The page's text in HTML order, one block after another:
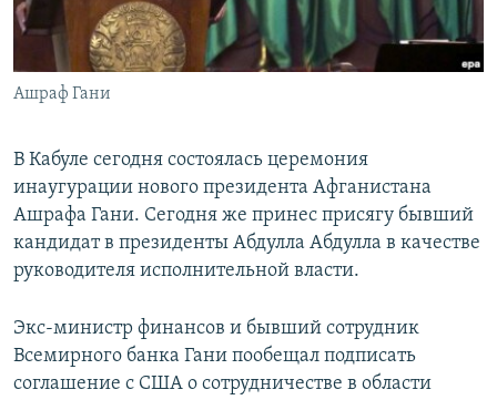
Ашраф Гани
В Кабуле сегодня состоялась церемония
инаугурации нового президента Афганистана
Ашрафа Гани. Сегодня же принес присягу бывший
кандидат в президенты Абдулла Абдулла в качестве
руководителя исполнительной власти.
Экс-министр финансов и бывший сотрудник
Всемирного банка Гани пообещал подписать
соглашение с США о сотрудничестве в области